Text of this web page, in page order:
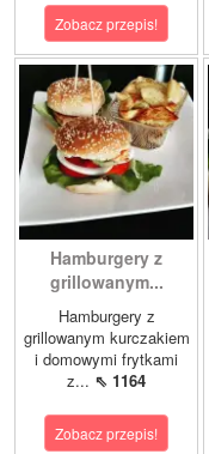
Zobacz przepis!
Hamburgery z
grillowanym...
Hamburgery z
grillowanym kurczakiem
i domowymi frytkami
z... ⇖ 1164
Zobacz przepis!